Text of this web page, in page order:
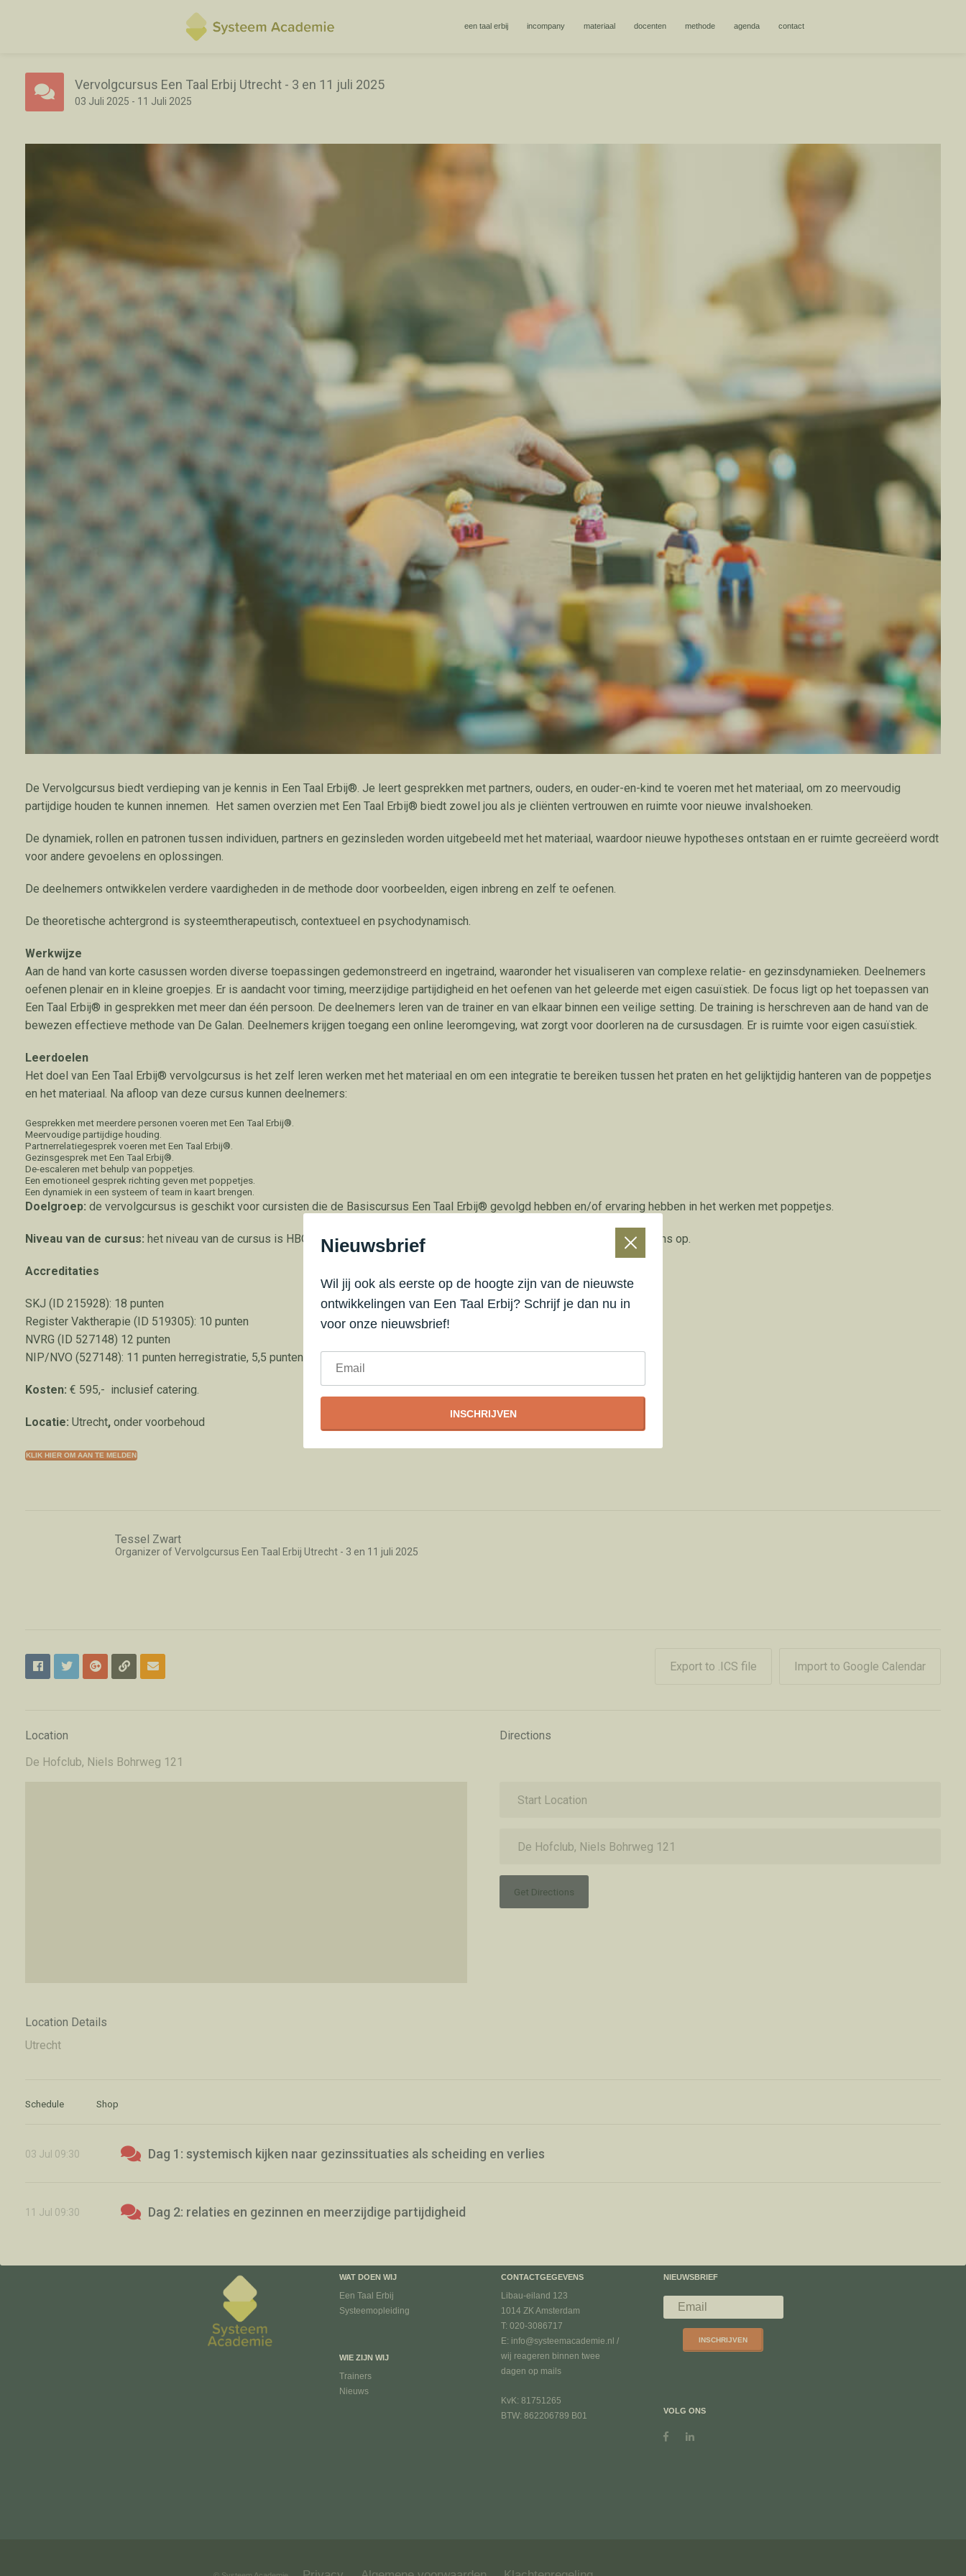
een taal erbij incompany materiaal docenten methode agenda contact
Vervolgcursus Een Taal Erbij Utrecht - 3 en 11 juli 2025
03 Juli 2025 - 11 Juli 2025
De Vervolgcursus biedt verdieping van je kennis in Een Taal Erbij®. Je leert gesprekken met partners, ouders, en ouder-en-kind te voeren met het materiaal, om zo meervoudig
partijdige houden te kunnen innemen.
Het samen overzien met Een Taal Erbij® biedt zowel jou als je cliënten vertrouwen en ruimte voor nieuwe invalshoeken.
De dynamiek, rollen en patronen tussen individuen, partners en gezinsleden worden uitgebeeld met het materiaal, waardoor nieuwe hypotheses ontstaan en er ruimte gecreëerd wordt
voor andere gevoelens en oplossingen.
De deelnemers ontwikkelen verdere vaardigheden in de methode door voorbeelden, eigen inbreng en zelf te oefenen.
De theoretische achtergrond is systeemtherapeutisch, contextueel en psychodynamisch.
Werkwijze
Aan de hand van korte casussen worden diverse toepassingen gedemonstreerd en ingetraind, waaronder het visualiseren van complexe relatie- en gezinsdynamieken. Deelnemers
oefenen plenair en in kleine groepjes. Er is aandacht voor timing, meerzijdige partijdigheid en het oefenen van het geleerde met eigen casuïstiek. De focus ligt op het toepassen van
Een Taal Erbij® in gesprekken met meer dan één persoon. De deelnemers leren van de trainer en van elkaar binnen een veilige setting. De training is herschreven aan de hand van de
bewezen effectieve methode van De Galan. Deelnemers krijgen toegang een online leeromgeving, wat zorgt voor doorleren na de cursusdagen. Er is ruimte voor eigen casuïstiek.
Leerdoelen
Het doel van Een Taal Erbij® vervolgcursus is het zelf leren werken met het materiaal en om een integratie te bereiken tussen het praten en het gelijktijdig hanteren van de poppetjes
en het materiaal. Na afloop van deze cursus kunnen deelnemers:
Gesprekken met meerdere personen voeren met Een Taal Erbij®.
Meervoudige partijdige houding.
Partnerrelatiegesprek voeren met Een Taal Erbij®.
Gezinsgesprek met Een Taal Erbij®.
De-escaleren met behulp van poppetjes.
Een emotioneel gesprek richting geven met poppetjes.
Een dynamiek in een systeem of team in kaart brengen.
Doelgroep: de vervolgcursus is geschikt voor cursisten die de Basiscursus Een Taal Erbij® gevolgd hebben en/of ervaring hebben in het werken met poppetjes.
Niveau van de cursus: het niveau van de cursus is HBO-niveau. Het aanvangsniveau is MBO-4. Bij vragen, neem contact met ons op.
Accreditaties
SKJ (ID 215928): 18 punten
Register Vaktherapie (ID 519305): 10 punten
NVRG (ID 527148) 12 punten
NIP/NVO (527148): 11 punten herregistratie, 5,5 punten opleiding
Kosten: € 595,- inclusief catering.
Locatie: Utrecht, onder voorbehoud
KLIK HIER OM AAN TE MELDEN
Tessel Zwart
Organizer of Vervolgcursus Een Taal Erbij Utrecht - 3 en 11 juli 2025
Export to .ICS file Import to Google Calendar
Location
De Hofclub, Niels Bohrweg 121
Directions
Get Directions
Location Details
Utrecht
Schedule Shop
03 Jul 09:30 Dag 1: systemisch kijken naar gezinssituaties als scheiding en verlies
11 Jul 09:30 Dag 2: relaties en gezinnen en meerzijdige partijdigheid
Nieuwsbrief
Wil jij ook als eerste op de hoogte zijn van de nieuwste
ontwikkelingen van Een Taal Erbij? Schrijf je dan nu in
voor onze nieuwsbrief!
INSCHRIJVEN
WAT DOEN WIJ
Een Taal Erbij
Systeemopleiding
WIE ZIJN WIJ
Trainers
Nieuws
CONTACTGEGEVENS
Libau-eiland 123
1014 ZK Amsterdam
T: 020-3086717
E: info@systeemacademie.nl /
wij reageren binnen twee
dagen op mails
KvK: 81751265
BTW: 862206789 B01
NIEUWSBRIEF
INSCHRIJVEN
VOLG ONS